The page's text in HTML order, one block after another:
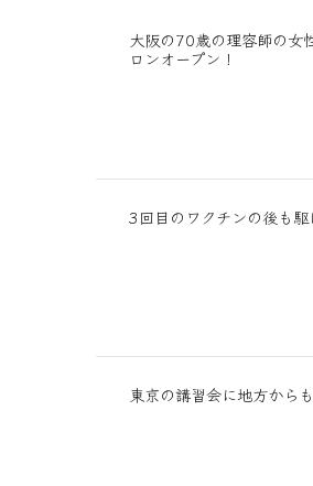
大阪の70歳の理容師の女
ロンオープン！
3回目のワクチンの後も駆
東京の講習会に地方から